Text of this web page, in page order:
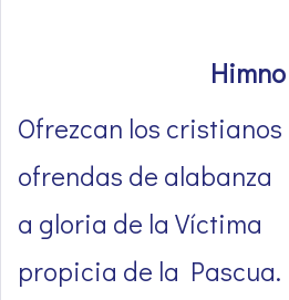
Himno
Ofrezcan los cristianos
ofrendas de alabanza
a gloria de la Víctima
propicia de la Pascua.